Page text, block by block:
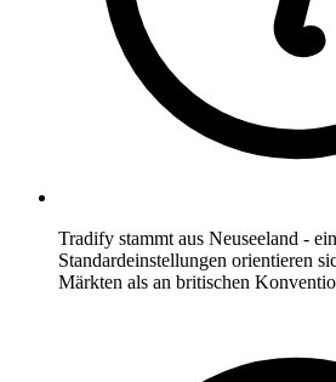
Tradify stammt aus Neuseeland -
Standardeinstellungen orientieren
Märkten als an britischen